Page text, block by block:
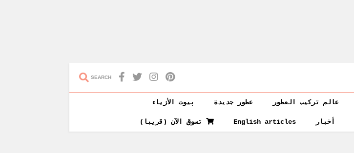
SEARCH
عالم تركيب العطور عطور جديدة بيوت الأزياء
أخبار English articles تسوق الآن (قريبا)